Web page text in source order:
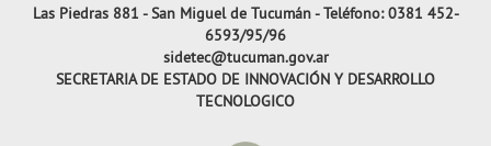
Las Piedras 881 - San Miguel de Tucumán - Teléfono: 0381 452-
6593/95/96
sidetec@tucuman.gov.ar
SECRETARIA DE ESTADO DE INNOVACIÓN Y DESARROLLO
TECNOLOGICO